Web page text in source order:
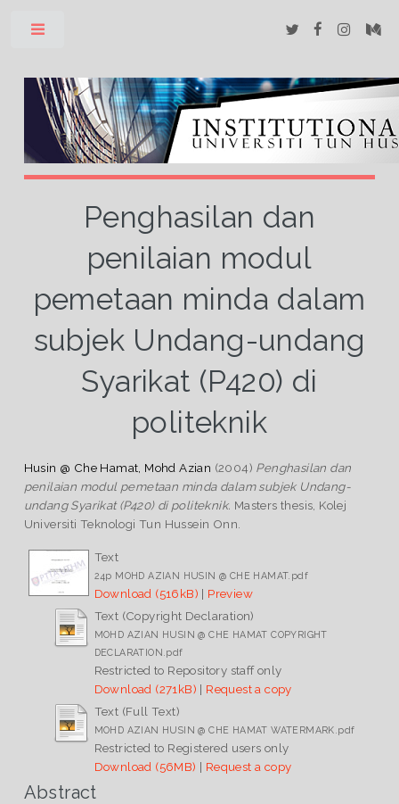
Penghasilan dan
penilaian modul
pemetaan minda dalam
subjek Undang-undang
Syarikat (P420) di
politeknik
Husin @ Che Hamat, Mohd Azian (2004) Penghasilan dan
penilaian modul pemetaan minda dalam subjek Undang-
undang Syarikat (P420) di politeknik. Masters thesis, Kolej
Universiti Teknologi Tun Hussein Onn.
Text
24p MOHD AZIAN HUSIN @ CHE HAMAT.pdf
Download (516kB) | Preview
Text (Copyright Declaration)
MOHD AZIAN HUSIN @ CHE HAMAT COPYRIGHT
DECLARATION.pdf
Restricted to Repository staff only
Download (271kB) | Request a copy
Text (Full Text)
MOHD AZIAN HUSIN @ CHE HAMAT WATERMARK.pdf
Restricted to Registered users only
Download (56MB) | Request a copy
Abstract